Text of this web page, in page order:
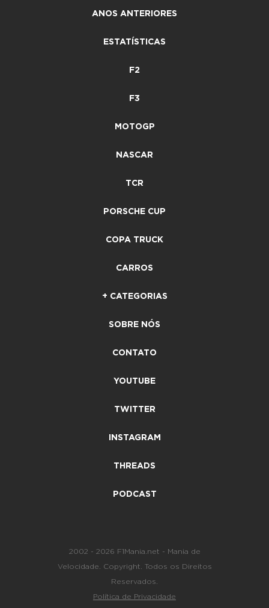
ANOS ANTERIORES
ESTATÍSTICAS
F2
F3
MOTOGP
NASCAR
TCR
PORSCHE CUP
COPA TRUCK
CARROS
+ CATEGORIAS
SOBRE NÓS
CONTATO
YOUTUBE
TWITTER
INSTAGRAM
THREADS
PODCAST
2002 - 2026 F1Mania.net - Mania de
Velocidade. Copyright. Todos os Direitos
Reservados.
Política de Privacidade